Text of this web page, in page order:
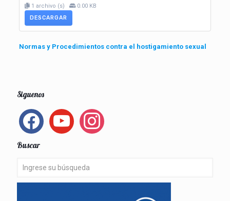
1 archivo (s)
0.00 KB
DESCARGAR
Normas y Procedimientos contra el hostigamiento sexual
Siguenos
facebook youtube instagram
Buscar